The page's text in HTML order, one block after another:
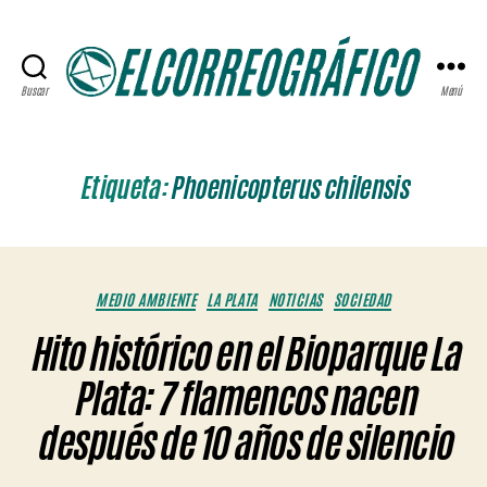
Buscar Menú
Etiqueta:Phoenicopterus chilensis
Categorías
MEDIO AMBIENTE LA PLATA NOTICIAS SOCIEDAD
Hito histórico en el Bioparque La
Plata: 7 flamencos nacen
después de 10 años de silencio